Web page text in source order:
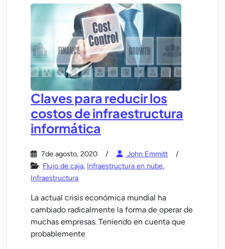
Claves para reducir los
costos de infraestructura
informática
7de agosto, 2020
John Emmitt
Flujo de caja, Infraestructura en nube,
Infraestructura
La actual crisis económica mundial ha
cambiado radicalmente la forma de operar de
muchas empresas. Teniendo en cuenta que
probablemente